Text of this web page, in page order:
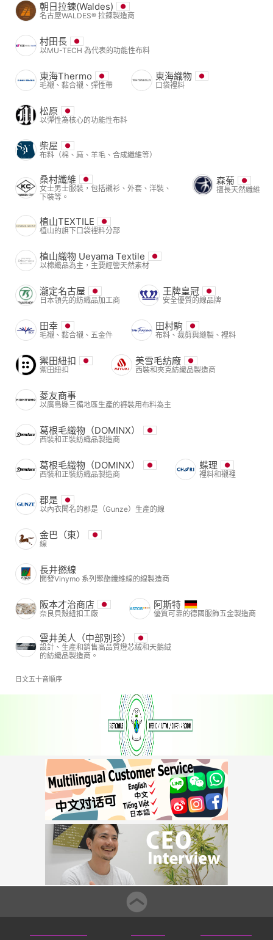
朝日拉鍊(Waldes)
名古屋WALDES® 拉鍊製造商
村田長
以MU-TECH 為代表的功能性布料
東海Thermo
毛襯、黏合襯、彈性帶
東海織物
口袋裡料
松原
以彈性為核心的功能性布料
柴屋
布料（棉、麻、羊毛、合成纖維等）
桑村纖維
女士男士服裝，包括襯衫、外套、洋裝、
下裝等。
森菊
擅長天然纖維
植山TEXTILE
植山的旗下口袋裡料分部
植山織物 Ueyama Textile
以棉織品為主，主要經營天然素材
瀧定名古屋
日本領先的紡織品加工商
王牌皇冠
安全優質的線品牌
田幸
毛襯、黏合襯、五金件
田村駒
布料、裁剪與縫製、裡料
禦田紐扣
禦田紐扣
美雪毛紡廠
西裝和夾克紡織品製造商
菱友商事
以廣島縣三備地區生產的褲裝用布料為主
葛根毛織物（DOMINX）
西裝和正裝紡織品製造商
葛根毛織物（DOMINX）
西裝和正裝紡織品製造商
蝶理
裡料和襯裡
郡是
以內衣聞名的郡是（Gunze）生產的線
金巴（東）
線
長井撚線
開發Vinymo 系列聚酯纖維線的線製造商
阪本才治商店
奈良貝殼紐扣工廠
阿斯特
優質可靠的德國服飾五金製造商
雲井美人（中部別珍）
設計、生產和銷售高品質燈芯絨和天鵝絨
的紡織品製造商。
日文五十音順序